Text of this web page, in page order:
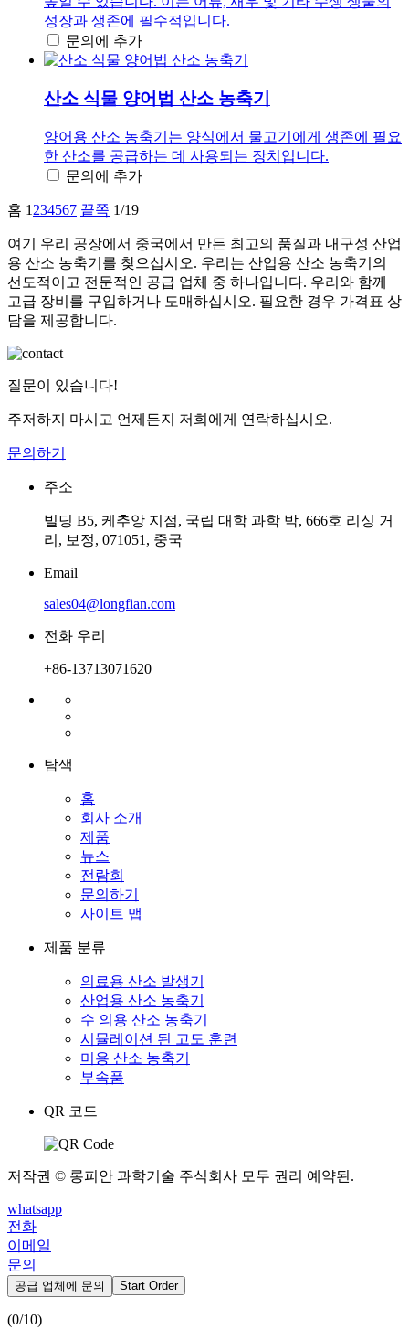
성장과 생존에 필수적입니다.
문의에 추가
산소 식물 양어법 산소 농축기
양어용 산소 농축기는 양식에서 물고기에게 생존에 필요
한 산소를 공급하는 데 사용되는 장치입니다.
문의에 추가
홈 1 234567 끝쪽 1/19
여기 우리 공장에서 중국에서 만든 최고의 품질과 내구성 산업
용 산소 농축기를 찾으십시오. 우리는 산업용 산소 농축기의
선도적이고 전문적인 공급 업체 중 하나입니다. 우리와 함께
고급 장비를 구입하거나 도매하십시오. 필요한 경우 가격표 상
담을 제공합니다.
질문이 있습니다!
주저하지 마시고 언제든지 저희에게 연락하십시오.
문의하기
주소
빌딩 B5, 케추앙 지점, 국립 대학 과학 박, 666호 리싱 거
리, 보정, 071051, 중국
Email
sales04@longfian.com
전화 우리
+86-13713071620
탐색
홈
회사 소개
제품
뉴스
전람회
문의하기
사이트 맵
제품 분류
의료용 산소 발생기
산업용 산소 농축기
수 의용 산소 농축기
시뮬레이션 된 고도 훈련
미용 산소 농축기
부속품
QR 코드
저작권 © 롱피안 과학기술 주식회사 모두 권리 예약된.
whatsapp
전화
이메일
문의
공급 업체에 문의 Start Order
(0/10)